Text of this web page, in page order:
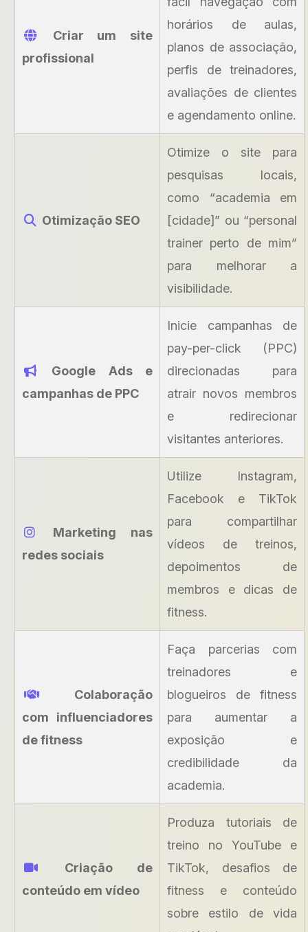
Criar um site
profissional
horários de aulas,
planos de associação,
perfis de treinadores,
avaliações de clientes
e agendamento online.
Otimização SEO
Otimize o site para
pesquisas locais,
como “academia em
[cidade]” ou “personal
trainer perto de mim”
para melhorar a
visibilidade.
Google Ads e
campanhas de PPC
Inicie campanhas de
pay-per-click (PPC)
direcionadas para
atrair novos membros
e redirecionar
visitantes anteriores.
Marketing nas
redes sociais
Utilize Instagram,
Facebook e TikTok
para compartilhar
vídeos de treinos,
depoimentos de
membros e dicas de
fitness.
Colaboração
com influenciadores
de fitness
Faça parcerias com
treinadores e
blogueiros de fitness
para aumentar a
exposição e
credibilidade da
academia.
Criação de
conteúdo em vídeo
Produza tutoriais de
treino no YouTube e
TikTok, desafios de
fitness e conteúdo
sobre estilo de vida